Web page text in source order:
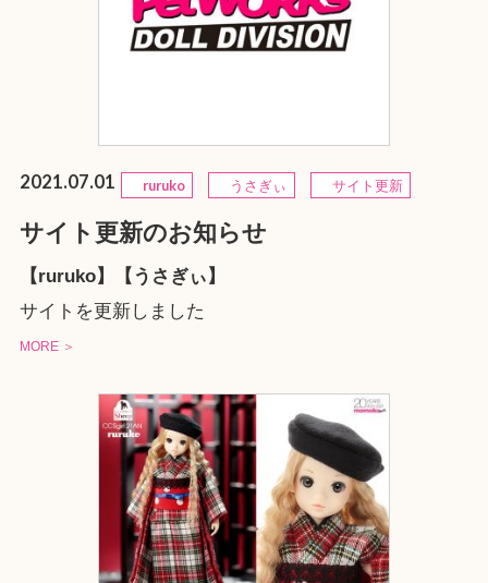
2021.07.01 ruruko うさぎぃ サイト更新
サイト更新のお知らせ
【ruruko】【うさぎぃ】
サイトを更新しました
MORE ＞